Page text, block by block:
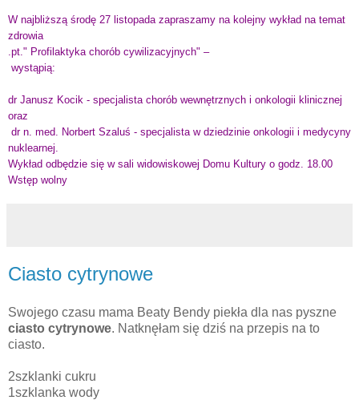
W najbliższą środę 27 listopada zapraszamy na kolejny wykład na temat
zdrowia
.pt." Profilaktyka chorób cywilizacyjnych" –
wystąpią:
dr Janusz Kocik - specjalista chorób wewnętrznych i onkologii klinicznej
oraz
dr n. med. Norbert Szaluś - specjalista w dziedzinie onkologii i medycyny
nuklearnej.
Wykład odbędzie się w sali widowiskowej Domu Kultury o godz. 18.00
Wstęp wolny
Ciasto cytrynowe
Swojego czasu mama Beaty Bendy piekła dla nas pyszne
ciasto cytrynowe. Natknęłam się dziś na przepis na to
ciasto.
2szklanki cukru
1szklanka wody